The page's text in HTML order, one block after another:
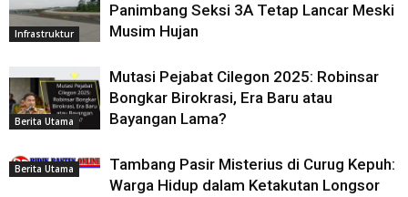
Infrastruktur
Panimbang Seksi 3A Tetap Lancar Meski
Musim Hujan
Berita Utama
Mutasi Pejabat Cilegon 2025: Robinsar
Bongkar Birokrasi, Era Baru atau
Bayangan Lama?
Berita Utama
Tambang Pasir Misterius di Curug Kepuh:
Warga Hidup dalam Ketakutan Longsor